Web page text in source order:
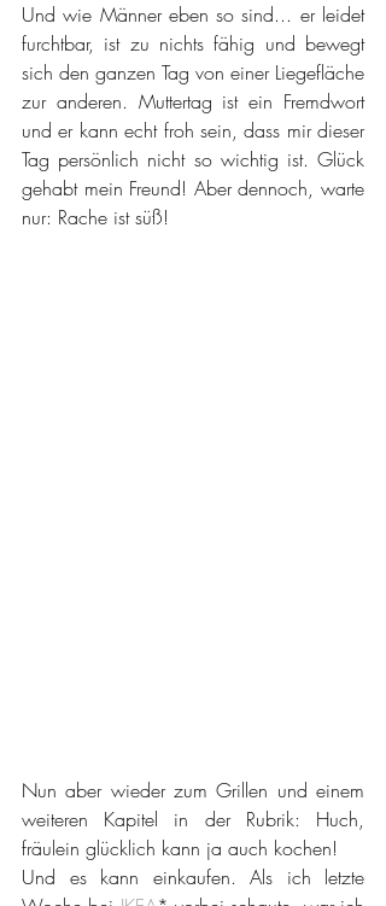
Und wie Männer eben so sind... er leidet
furchtbar, ist zu nichts fähig und bewegt
sich den ganzen Tag von einer Liegefläche
zur anderen. Muttertag ist ein Fremdwort
und er kann echt froh sein, dass mir dieser
Tag persönlich nicht so wichtig ist. Glück
gehabt mein Freund! Aber dennoch, warte
nur: Rache ist süß!
Nun aber wieder zum Grillen und einem
weiteren Kapitel in der Rubrik: Huch,
fräulein glücklich kann ja auch kochen!
Und es kann einkaufen. Als ich letzte